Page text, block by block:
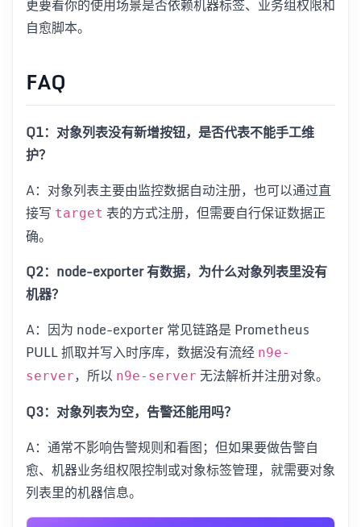
更要看你的使用场景是否依赖机器标签、业务组权限和
自愈脚本。
FAQ
Q1：对象列表没有新增按钮，是否代表不能手工维
护？
A：对象列表主要由监控数据自动注册，也可以通过直
接写 target 表的方式注册，但需要自行保证数据正
确。
Q2：node-exporter 有数据，为什么对象列表里没有
机器？
A：因为 node-exporter 常见链路是 Prometheus
PULL 抓取并写入时序库，数据没有流经 n9e-
server，所以 n9e-server 无法解析并注册对象。
Q3：对象列表为空，告警还能用吗？
A：通常不影响告警规则和看图；但如果要做告警自
愈、机器业务组权限控制或对象标签管理，就需要对象
列表里的机器信息。